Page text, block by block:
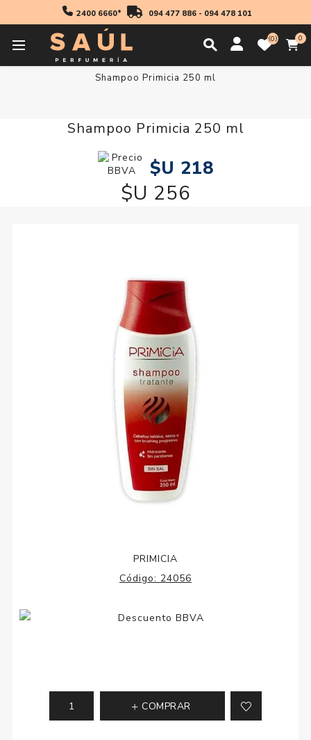
2400 6660* 094 477 886- 094 478 101
0 0
Cabello
Shampoo Primicia 250 ml
Shampoo Primicia 250 ml
$U 218
$U 256
PRIMICIA
Código: 24056
COMPRAR